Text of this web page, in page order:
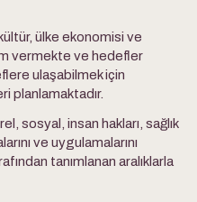
ülke ekonomisi ve
vermekte ve hedefler
ulaşabilmek için
planlamaktadır.
sosyal, insan hakları, sağlık
ve uygulamalarını
tanımlanan aralıklarla